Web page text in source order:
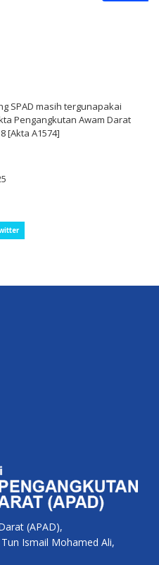
SPAD masih tergunapakai
Pengangkutan Awam Darat
[Akta A1574]
(APAD),
Ismail Mohamed Ali,